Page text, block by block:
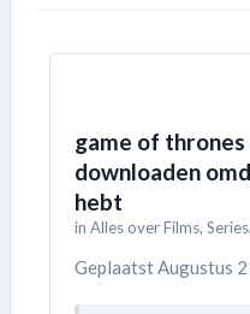
game of thrones
downloaden
hebt
in Alles over Films,
GeplaatstAugustus